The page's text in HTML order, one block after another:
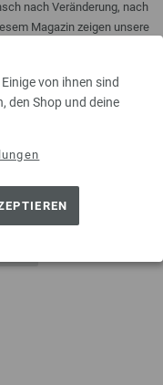
von ihnen sind
den Shop und deine
nach Veränderung, nach
Magazin zeigen unsere
LEGEN